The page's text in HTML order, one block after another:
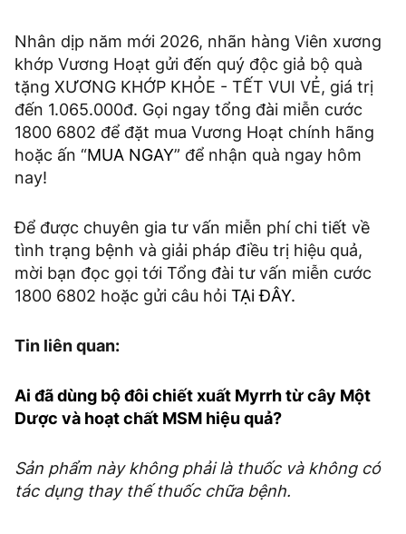
Nhân dịp năm mới 2026, nhãn hàng Viên xương
khớp Vương Hoạt gửi đến quý độc giả bộ quà
tặng XƯƠNG KHỚP KHỎE - TẾT VUI VẺ, giá trị
đến 1.065.000đ. Gọi ngay tổng đài miễn cước
1800 6802 để đặt mua Vương Hoạt chính hãng
hoặc ấn “MUA NGAY” để nhận quà ngay hôm
nay!
Để được chuyên gia tư vấn miễn phí chi tiết về
tình trạng bệnh và giải pháp điều trị hiệu quả,
mời bạn đọc gọi tới Tổng đài tư vấn miễn cước
1800 6802 hoặc gửi câu hỏi TẠi ĐÂY.
Tin liên quan:
Ai đã dùng bộ đôi chiết xuất Myrrh từ cây Một
Dược và hoạt chất MSM hiệu quả?
Sản phẩm này không phải là thuốc và không có
tác dụng thay thế thuốc chữa bệnh.